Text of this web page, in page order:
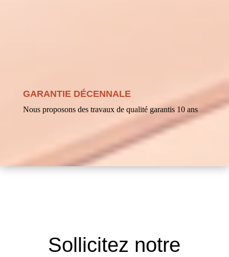
GARANTIE DÉCENNALE
Nous proposons des travaux de qualité garantis 10 ans
Sollicitez notre